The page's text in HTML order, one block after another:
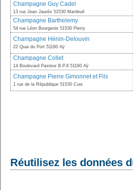
Champagne Guy Cadel
13 rue Jean Jaurès 51530 Mardeuil
Champagne Barthelemy
54 rue Léon Bourgeois 51530 Pierry
Champagne Hénin-Delouvin
22 Quai du Port 51160 Aÿ
Champagne Collet
14 Boulevard Pasteur B.P.8 51160 Aÿ
Champagne Pierre Gimonnet et Fils
1 rue de la République 51530 Cuis
Réutilisez les données